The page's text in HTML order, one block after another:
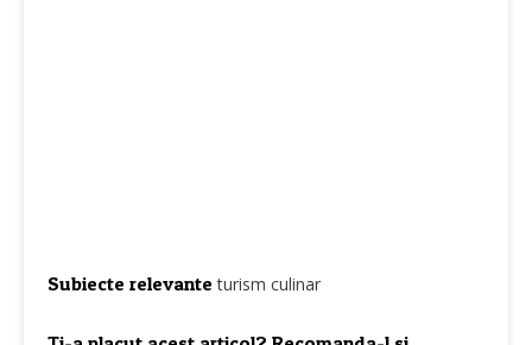
Subiecte relevanteturism culinar